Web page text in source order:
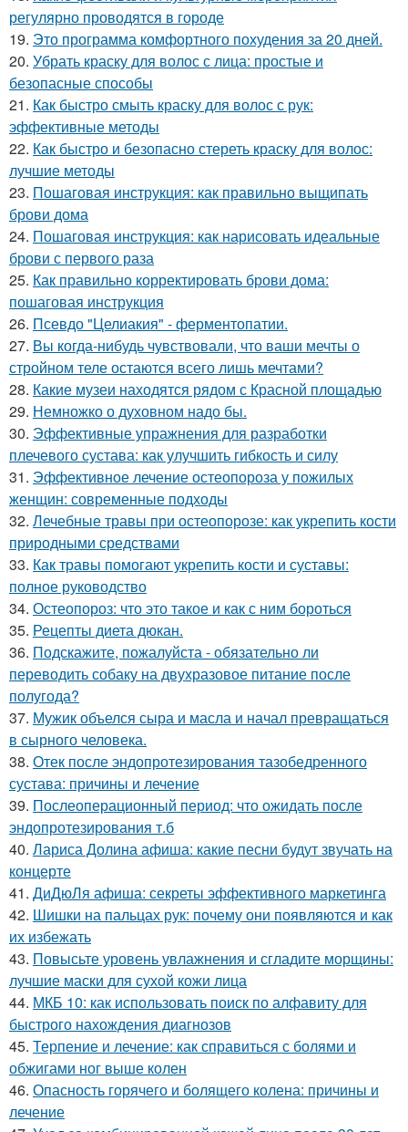
регулярно проводятся в городе
19. Это программа комфортного похудения за 20 дней.
20. Убрать краску для волос с лица: простые и
безопасные способы
21. Как быстро смыть краску для волос с рук:
эффективные методы
22. Как быстро и безопасно стереть краску для волос:
лучшие методы
23. Пошаговая инструкция: как правильно выщипать
брови дома
24. Пошаговая инструкция: как нарисовать идеальные
брови с первого раза
25. Как правильно корректировать брови дома:
пошаговая инструкция
26. Псевдо "Целиакия" - ферментопатии.
27. Вы когда-нибудь чувствовали, что ваши мечты о
стройном теле остаются всего лишь мечтами?
28. Какие музеи находятся рядом с Красной площадью
29. Немножко о духовном надо бы.
30. Эффективные упражнения для разработки
плечевого сустава: как улучшить гибкость и силу
31. Эффективное лечение остеопороза у пожилых
женщин: современные подходы
32. Лечебные травы при остеопорозе: как укрепить кости
природными средствами
33. Как травы помогают укрепить кости и суставы:
полное руководство
34. Остеопороз: что это такое и как с ним бороться
35. Рецепты диета дюкан.
36. Подскажите, пожалуйста - обязательно ли
переводить собаку на двухразовое питание после
полугода?
37. Мужик объелся сыра и масла и начал превращаться
в сырного человека.
38. Отек после эндопротезирования тазобедренного
сустава: причины и лечение
39. Послеоперационный период: что ожидать после
эндопротезирования т.б
40. Лариса Долина афиша: какие песни будут звучать на
концерте
41. ДиДюЛя афиша: секреты эффективного маркетинга
42. Шишки на пальцах рук: почему они появляются и как
их избежать
43. Повысьте уровень увлажнения и сгладите морщины:
лучшие маски для сухой кожи лица
44. МКБ 10: как использовать поиск по алфавиту для
быстрого нахождения диагнозов
45. Терпение и лечение: как справиться с болями и
обжигами ног выше колен
46. Опасность горячего и болящего колена: причины и
лечение